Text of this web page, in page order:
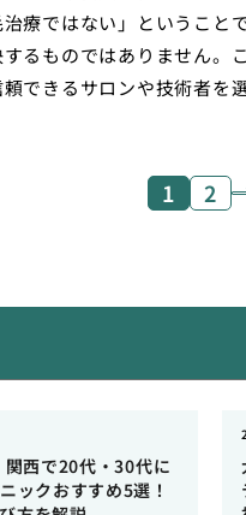
療ではない」ということ
るものではありません。
できるサロンや技術者を
1 2
関西で20代・30代に
ックおすすめ5選！